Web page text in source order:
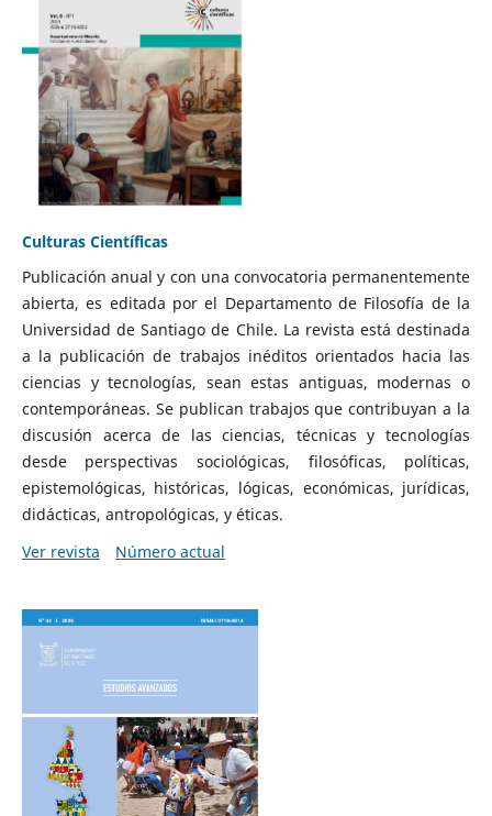
Culturas Científicas
Publicación anual y con una convocatoria permanentemente
abierta, es editada por el Departamento de Filosofía de la
Universidad de Santiago de Chile. La revista está destinada
a la publicación de trabajos inéditos orientados hacia las
ciencias y tecnologías, sean estas antiguas, modernas o
contemporáneas. Se publican trabajos que contribuyan a la
discusión acerca de las ciencias, técnicas y tecnologías
desde perspectivas sociológicas, filosóficas, políticas,
epistemológicas, históricas, lógicas, económicas, jurídicas,
didácticas, antropológicas, y éticas.
Ver revista
Número actual